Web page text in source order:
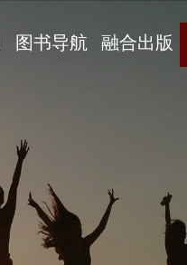
图书导航 融合出版